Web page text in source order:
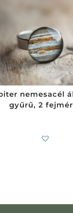
nemesacél
gyűrű, 2